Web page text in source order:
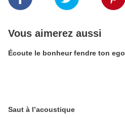
Vous aimerez aussi
Écoute le bonheur fendre ton ego
Saut à l’acoustique